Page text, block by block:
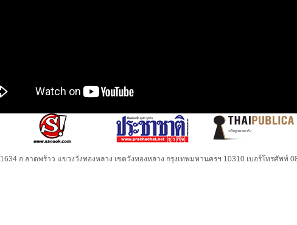
ถ.ลาดพร้าว แขวงวังทองหลาง เขตวังทองหลาง กรุงเทพมหานครฯ 10310 เบอร์โทรศัพท์